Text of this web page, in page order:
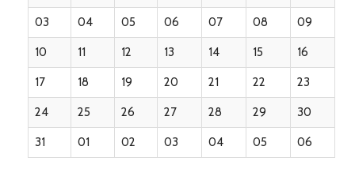
03 04 05 06 07 08 09
10 11 12 13 14 15 16
17 18 19 20 21 22 23
24 25 26 27 28 29 30
31 01 02 03 04 05 06